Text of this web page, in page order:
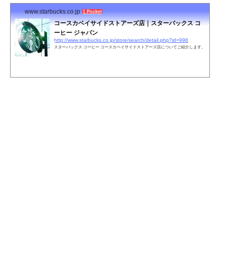
www.starbucks.co.jp 1 Pocket
コースカベイサイドストアーズ店｜スターバックス コ
ーヒー ジャパン
http://www.starbucks.co.jp/store/search/detail.php?id=998
スターバックス コーヒー コースカベイサイドストアーズ店についてご紹介します。